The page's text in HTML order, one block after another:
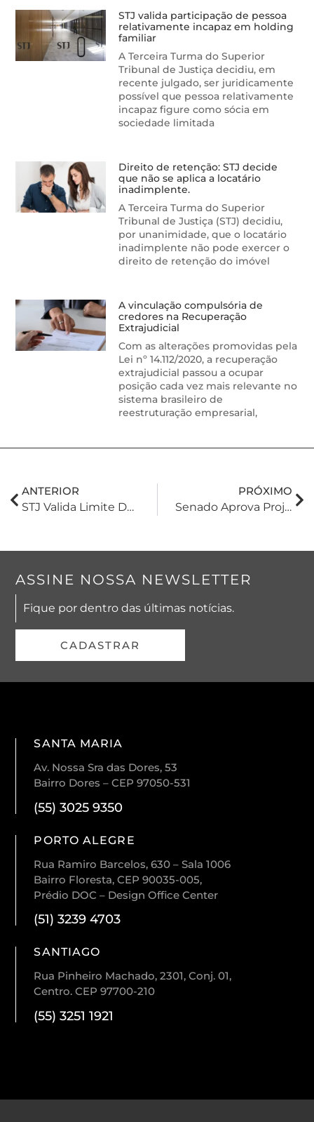
STJ valida participação de pessoa
relativamente incapaz em holding
familiar
A Terceira Turma do Superior
Tribunal de Justiça decidiu, em
recente julgado, ser juridicamente
possível que pessoa relativamente
incapaz figure como sócia em
sociedade limitada
Direito de retenção: STJ decide
que não se aplica a locatário
inadimplente.
A Terceira Turma do Superior
Tribunal de Justiça (STJ) decidiu,
por unanimidade, que o locatário
inadimplente não pode exercer o
direito de retenção do imóvel
A vinculação compulsória de
credores na Recuperação
Extrajudicial
Com as alterações promovidas pela
Lei nº 14.112/2020, a recuperação
extrajudicial passou a ocupar
posição cada vez mais relevante no
sistema brasileiro de
reestruturação empresarial,
ANTERIOR
STJ Valida Limite De 150 Salários Mínimos Ao Crédito Trabalhista E Afasta Cláusula De “período De Cura” Em Recuperação Judicial
PRÓXIMO
Senado Aprova Projeto Que Cria Linha Para Renegociação De Dívidas Rurais
ASSINE NOSSA NEWSLETTER
Fique por dentro das últimas notícias.
CADASTRAR
SANTA MARIA
Av. Nossa Sra das Dores, 53
Bairro Dores – CEP 97050-531
(55) 3025 9350
PORTO ALEGRE
Rua Ramiro Barcelos, 630 – Sala 1006
Bairro Floresta, CEP 90035-005,
Prédio DOC – Design Office Center
(51) 3239 4703
SANTIAGO
Rua Pinheiro Machado, 2301, Conj. 01,
Centro. CEP 97700-210
(55) 3251 1921